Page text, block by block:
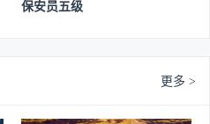
保安员五级
更多 >